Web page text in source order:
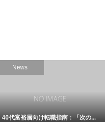
News
40代富裕層向け転職指南：「次の...